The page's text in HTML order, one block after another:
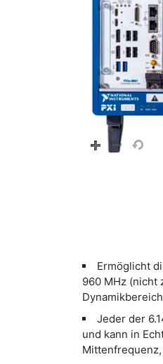
Ermöglicht
960 MHz (nicht
Jeder der
und kann in